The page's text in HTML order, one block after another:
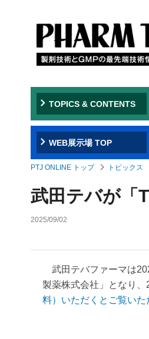
TOPICS & CONTENTS
WEB展示場 TOP
PTJ ONLINE トップ トピックス
武田テバが「
2025/09/02
武田テバファーマは
製薬株式会社」となり
料）いただくとご覧いた